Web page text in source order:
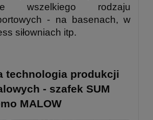
wszelkiego rodzaju
- na basenach, w
siłowniach itp.
technologia produkcji
- szafek SUM
MALOW